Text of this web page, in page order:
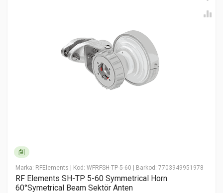
* Yorumunuz
Marka: RFElements | Kod: WFRFSH-TP-5-60 | Barkod: 7703949951978
RF Elements SH-TP 5-60 Symmetrical Horn
60°Symetrical Beam Sektör Anten